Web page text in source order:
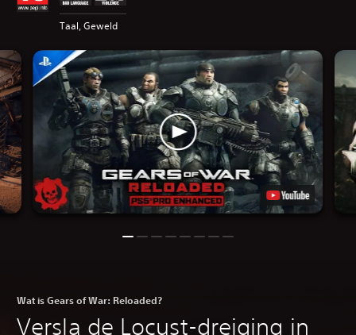
Taal, Geweld
Wat is Gears of War: Reloaded?
Versla de Locust-dreiging in